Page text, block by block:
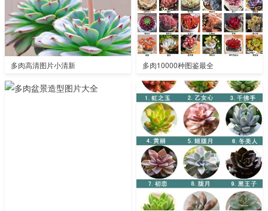
多肉高清图片小清新 多肉10000种图鉴最全